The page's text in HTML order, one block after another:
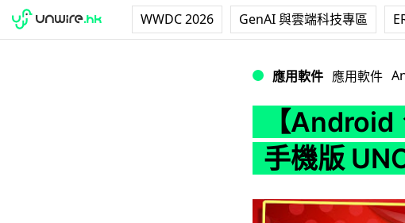
WWDC 2026 GenAI 與雲端科技專區
應用軟件 應用軟件
【
手機版